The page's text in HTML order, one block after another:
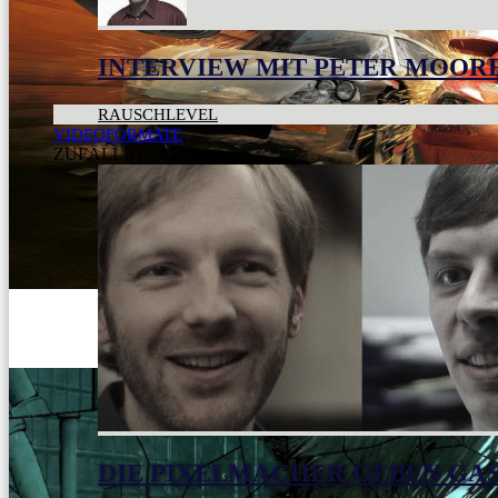
INTERVIEW MIT PETER
RAUSCHLEVEL
VIDEOFORMATE
ZUFÄLLIG
DIE PIXELMACHER GEBEN